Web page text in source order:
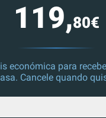
119,80€
económica para
Cancele quando